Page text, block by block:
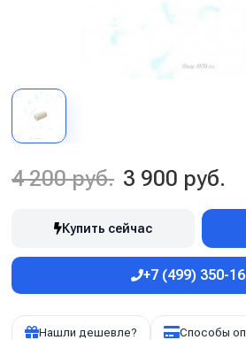
4 200 руб. 3 900 руб.
Купить сейчас
+7 (499) 350-
Нашли дешевле? Способы